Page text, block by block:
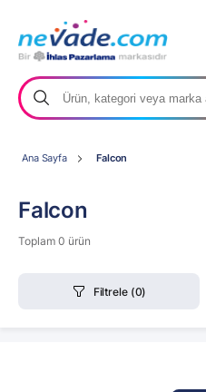
Ana Sayfa Falcon
Falcon
Toplam 0 ürün
Filtrele (0)